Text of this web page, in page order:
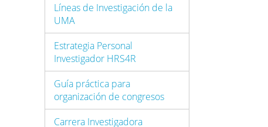
Líneas de Investigación de la
UMA
Estrategia Personal
Investigador HRS4R
Guía práctica para
organización de congresos
Carrera Investigadora